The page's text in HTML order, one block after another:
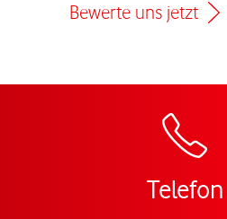
Bewerte uns jetzt
Telefon